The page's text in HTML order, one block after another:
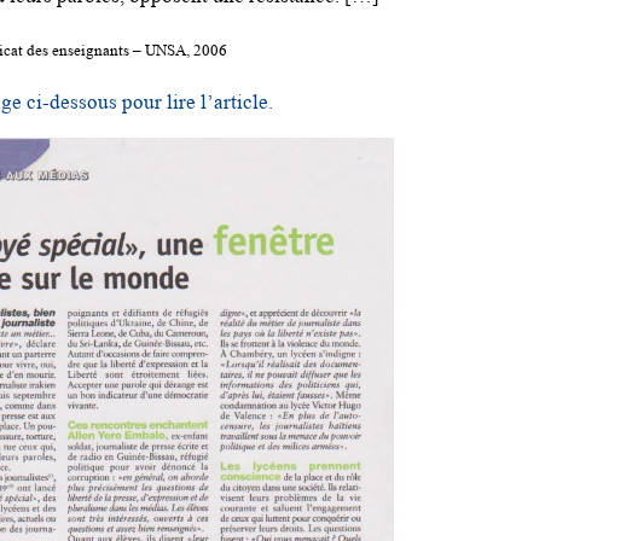
des enseignants – UNSA, 2006
ci-dessous pour lire l’article.